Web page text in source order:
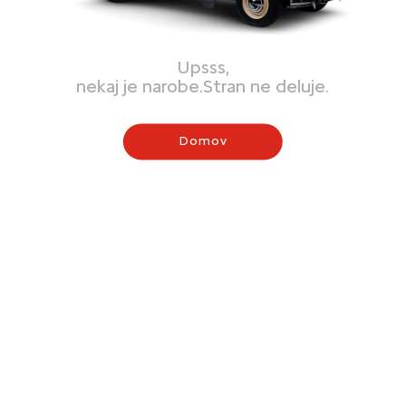
Upsss,
nekaj je narobe.Stran ne deluje.
Domov